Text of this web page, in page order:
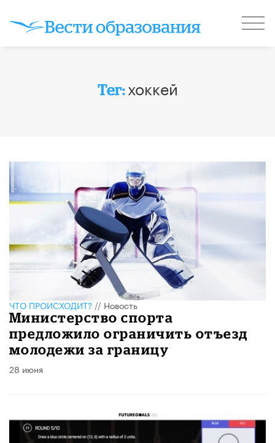
Тег:хоккей
ЧТО ПРОИСХОДИТ? // Новость
Министерство спорта
предложило ограничить отъезд
молодежи за границу
28 июня